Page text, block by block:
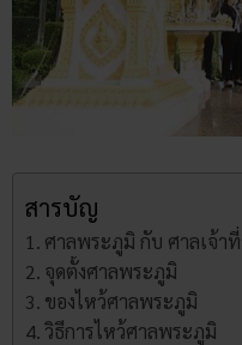
สารบัญ
ศาลพระภูมิ กับ ศาลเจ้า
จุดตั้งศาลพระภูมิ
ของไหว้ศาลพระภูมิ
วิธีการไหว้ศาลพระภูมิ